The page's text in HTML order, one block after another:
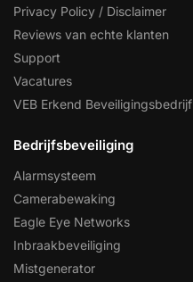
Privacy Policy / Disclaimer
Reviews van echte klanten
Support
Vacatures
VEB Erkend Beveiligingsbedrijf
Bedrijfsbeveiliging
Alarmsysteem
Camerabewaking
Eagle Eye Networks
Inbraakbeveiliging
Mistgenerator